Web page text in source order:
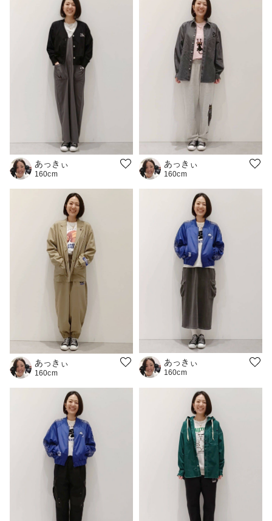
あっきぃ
160cm
あっきぃ
160cm
あっきぃ
160cm
あっきぃ
160cm